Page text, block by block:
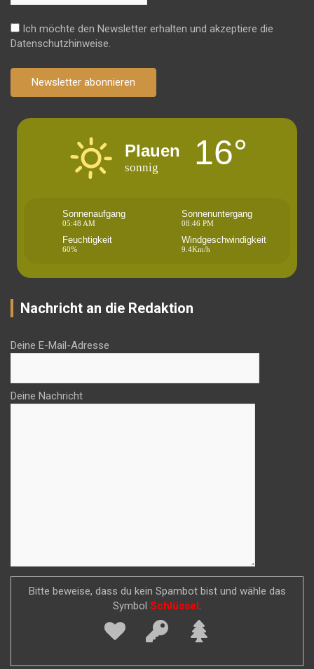
Ich möchte den Newsletter erhalten und akzeptiere die
Datenschutzhinweise.
Newsletter abonnieren
Plauen
sonnig 16°
Sonnenaufgang
05:48 AM
Sonnenuntergang
08:46 PM
Feuchtigkeit
60%
Windgeschwindigkeit
9.4Km/h
Nachricht an die Redaktion
Deine E-Mail-Adresse
Deine Nachricht
Bitte beweise, dass du kein Spambot bist und wähle das
Symbol Schlüssel.